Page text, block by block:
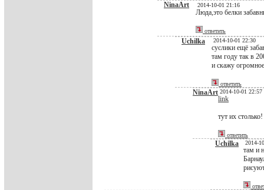
NinaArt 2014-10-01 21:16
Люда,это белки
ответить
Uchilka 2014-10-01 22:30
суслики ещё
там году так в
и скажу
ответить
NinaArt 2014-10-01 22:57
link
тут их столько!
ответить
Uchilka 2014-
там и